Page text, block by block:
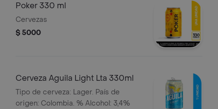
Poker 330 ml
Cervezas
$ 5000
Cerveza Aguila Light Lta 330ml
Tipo de cerveza: Lager. País de
origen: Colombia. % Alcohol: 3,4%